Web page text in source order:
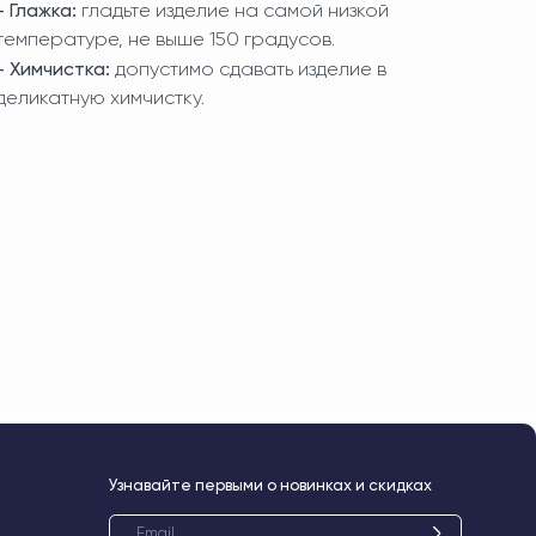
Глажка: гладьте изделие на самой низкой
не выше 150 градусов.
Химчистка: допустимо сдавать изделие в
химчистку.